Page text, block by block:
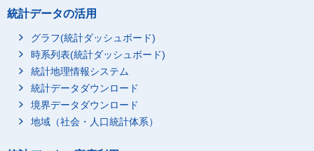
統計データの活用
グラフ(統計ダッシュボード)
時系列表(統計ダッシュボード)
統計地理情報システム
統計データダウンロード
境界データダウンロード
地域（社会・人口統計体系）